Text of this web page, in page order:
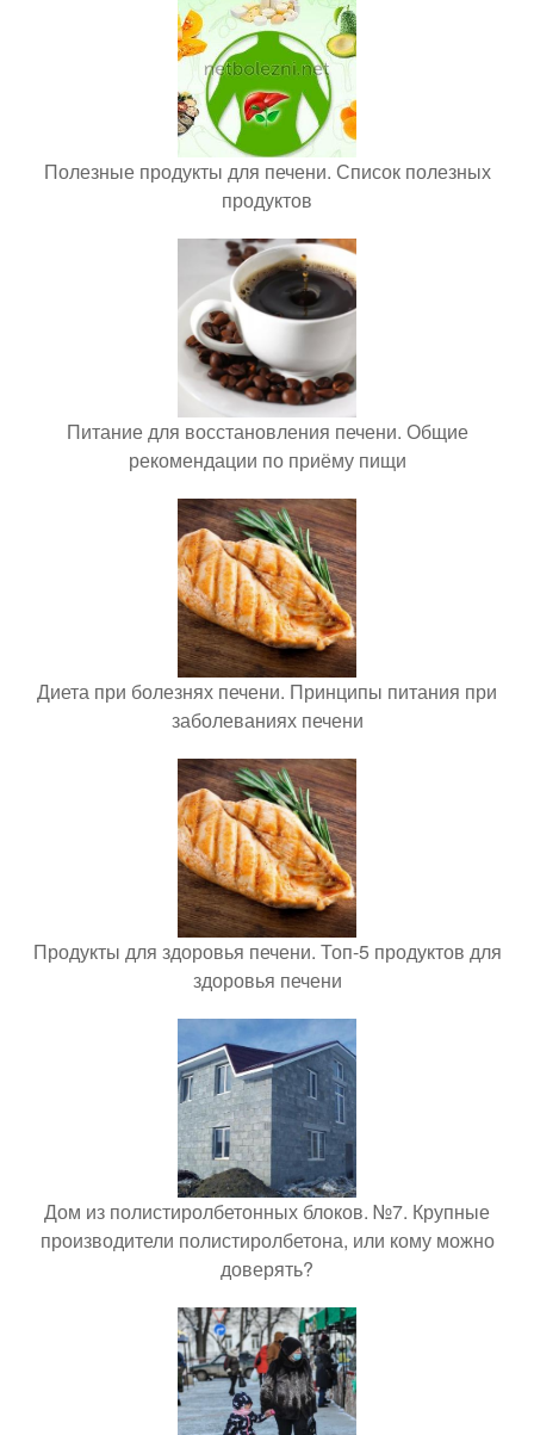
Полезные продукты для печени. Список полезных
продуктов
Питание для восстановления печени. Общие
рекомендации по приёму пищи
Диета при болезнях печени. Принципы питания при
заболеваниях печени
Продукты для здоровья печени. Топ-5 продуктов для
здоровья печени
Дом из полистиролбетонных блоков. №7. Крупные
производители полистиролбетона, или кому можно
доверять?